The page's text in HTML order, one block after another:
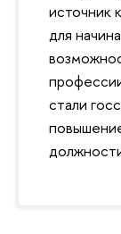
источник
для
стали